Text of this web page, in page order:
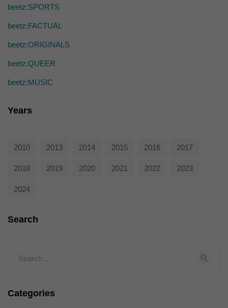
beetz:SPORTS
beetz:FACTUAL
beetz:ORIGINALS
beetz:QUEER
beetz:MUSIC
Years
2010 2013 2014 2015 2016 2017
2018 2019 2020 2021 2022 2023
2024
Search
Categories
standardmäßig blockiert. Wenn Cookies von externen Medien akzeptiert
mehr.
powered by Borlabs Cookie